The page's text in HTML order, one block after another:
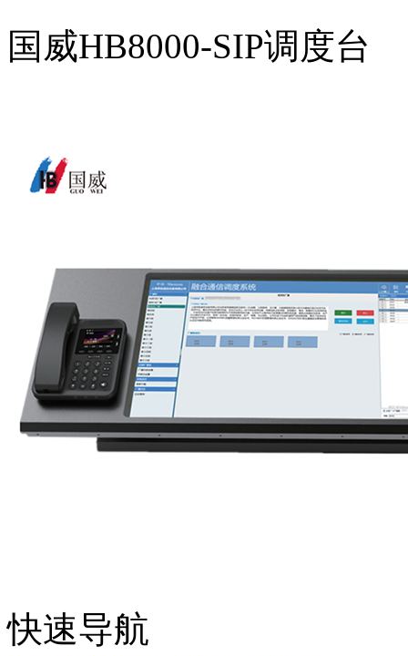
国威HB8000-SIP调度台
快速导航